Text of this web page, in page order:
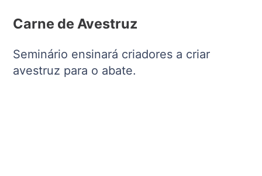
Carne de Avestruz
Seminário ensinará criadores a criar
avestruz para o abate.